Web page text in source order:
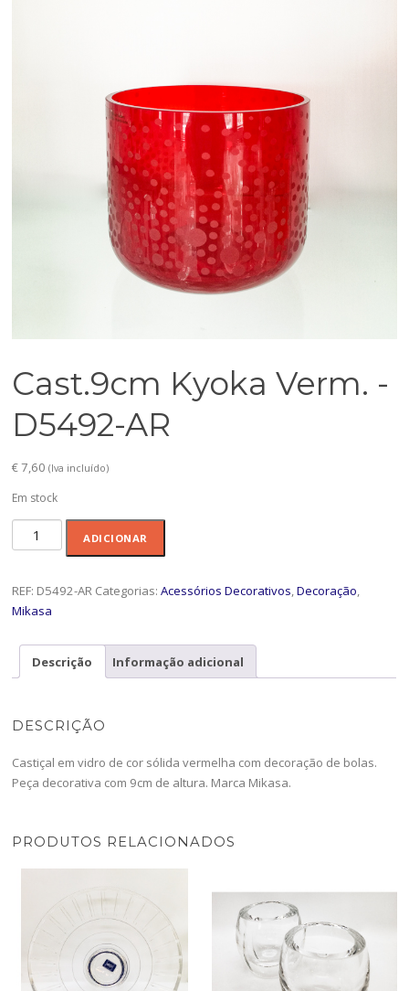
Cast.9cm Kyoka Verm. -
D5492-AR
€7,60 (Iva incluído)
Em stock
Quantidade
de
Kyoka
Verm.
D5492-
ADICIONAR
REF: D5492-AR Categorias:Acessórios Decorativos,Decoração,
Mikasa
Descrição Informação adicional
DESCRIÇÃO
Castiçal em vidro de cor sólida vermelha com decoração de bolas.
Peça decorativa com 9cm de altura. Marca Mikasa.
PRODUTOS RELACIONADOS